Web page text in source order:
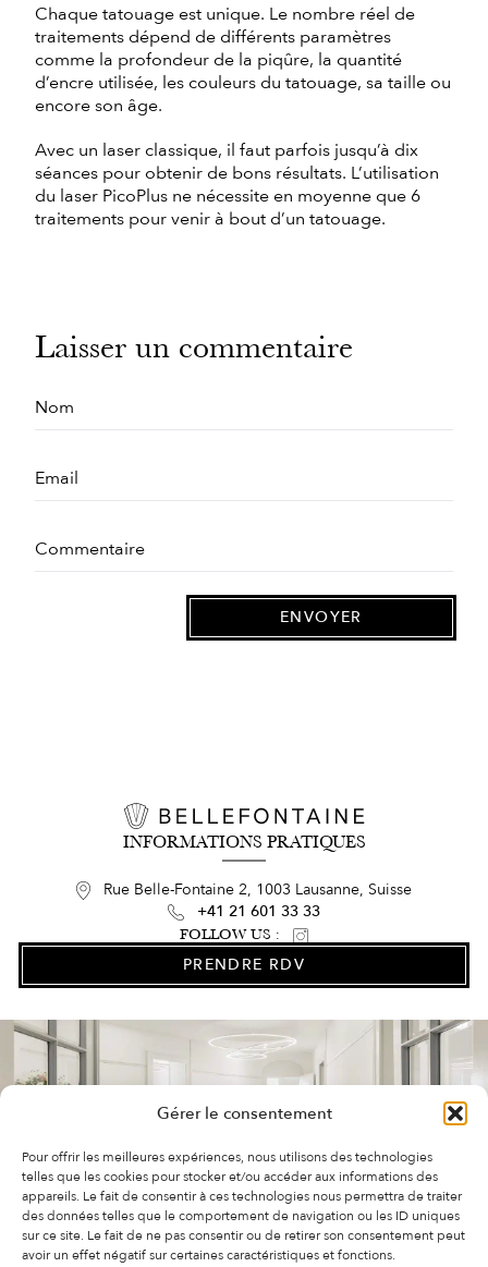
Gérer le consentement
Pour offrir les meilleures expériences, nous utilisons des technologies
telles que les cookies pour stocker et/ou accéder aux informations des
appareils. Le fait de consentir à ces technologies nous permettra de traiter
des données telles que le comportement de navigation ou les ID uniques
sur ce site. Le fait de ne pas consentir ou de retirer son consentement peut
avoir un effet négatif sur certaines caractéristiques et fonctions.
Chaque tatouage est unique. Le nombre réel de
traitements dépend de différents paramètres
comme la profondeur de la piqûre, la quantité
d’encre utilisée, les couleurs du tatouage, sa taille ou
encore son âge.
Avec un laser classique, il faut parfois jusqu’à dix
séances pour obtenir de bons résultats. L’utilisation
du laser PicoPlus ne nécessite en moyenne que 6
traitements pour venir à bout d’un tatouage.
Laisser un commentaire
INFORMATIONS PRATIQUES
Rue Belle-Fontaine 2, 1003 Lausanne, Suisse
+41 21 601 33 33
FOLLOW US :
PRENDRE RDV